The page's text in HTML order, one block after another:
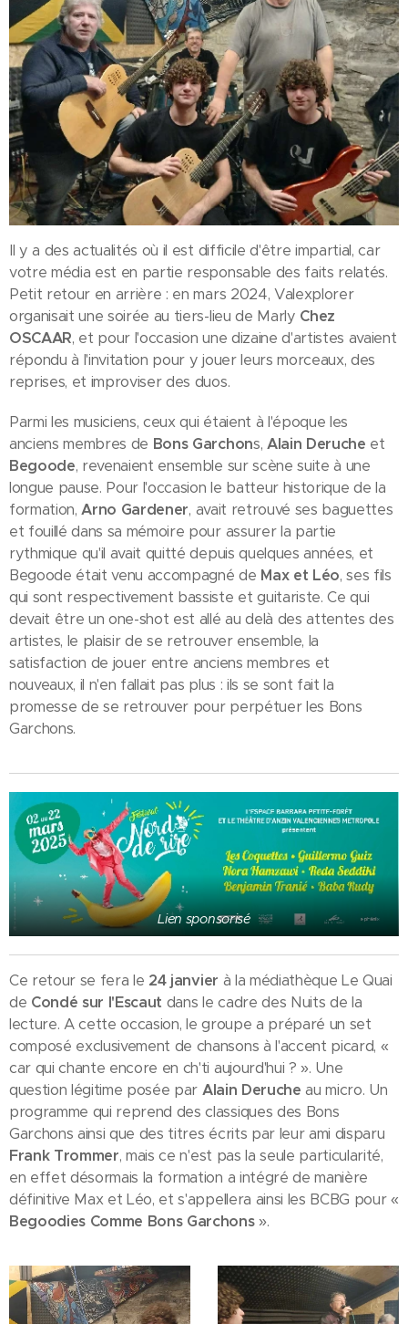
Il y a des actualités où il est difficile d'être impartial, car
votre média est en partie responsable des faits relatés.
Petit retour en arrière : en mars 2024, Valexplorer
organisait une soirée au tiers-lieu de Marly Chez
OSCAAR, et pour l'occasion une dizaine d'artistes avaient
répondu à l'invitation pour y jouer leurs morceaux, des
reprises, et improviser des duos.
Parmi les musiciens, ceux qui étaient à l'époque les
anciens membres de Bons Garchons, Alain Deruche et
Begoode, revenaient ensemble sur scène suite à une
longue pause. Pour l'occasion le batteur historique de la
formation,Arno Gardener, avait retrouvé ses baguettes
et fouillé dans sa mémoire pour assurer la partie
rythmique qu'il avait quitté depuis quelques années, et
Begoode était venu accompagné de Max et Léo, ses fils
qui sont respectivement bassiste et guitariste. Ce qui
devait être un one-shot est allé au delà des attentes des
artistes, le plaisir de se retrouver ensemble, la
satisfaction de jouer entre anciens membres et
nouveaux, il n'en fallait pas plus : ils se sont fait la
promesse de se retrouver pour perpétuer les Bons
Garchons.
Lien sponsorisé
Ce retour se fera le 24 janvier à la médiathèque Le Quai
de Condé sur l'Escaut dans le cadre des Nuits de la
lecture. A cette occasion, le groupe a préparé un set
composé exclusivement de chansons à l'accent picard, «
car qui chante encore en ch'ti aujourd'hui ? ». Une
question légitime posée par Alain Derucheau micro. Un
programme qui reprend des classiques des Bons
Garchons ainsi que des titres écrits par leur ami disparu
Frank Trommer, mais ce n'est pas la seule particularité,
en effet désormais la formation a intégré de manière
définitive Max et Léo, et s'appellera ainsi les BCBG pour «
Begoodies Comme Bons Garchons».